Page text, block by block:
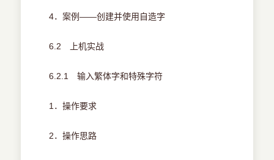
4．案例——创建并使用自造字
6.2 上机实战
6.2.1 输入繁体字和特殊字符
1．操作要求
2．操作思路